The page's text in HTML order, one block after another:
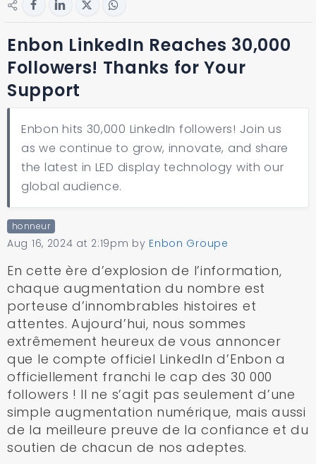
Enbon LinkedIn Reaches 30,000
Followers! Thanks for Your
Support
Enbon hits 30,000 LinkedIn followers! Join us
as we continue to grow, innovate, and share
the latest in LED display technology with our
global audience.
honneur
Aug 16, 2024 at 2:19pm by Enbon Groupe
En cette ère d’explosion de l’information,
chaque augmentation du nombre est
porteuse d’innombrables histoires et
attentes. Aujourd’hui, nous sommes
extrêmement heureux de vous annoncer
que le compte officiel LinkedIn d’Enbon a
officiellement franchi le cap des 30 000
followers ! Il ne s’agit pas seulement d’une
simple augmentation numérique, mais aussi
de la meilleure preuve de la confiance et du
soutien de chacun de nos adeptes.